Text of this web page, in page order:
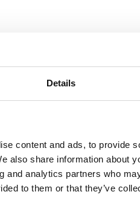
Details
content and ads, to provide
also share information about
and analytics partners who
to them or that they’ve
i alle
arrow_forward
de har fylt fem år,